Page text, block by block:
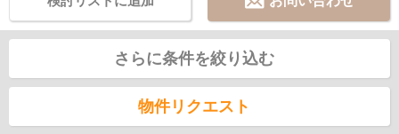
さらに条件を絞り込む
物件リクエスト